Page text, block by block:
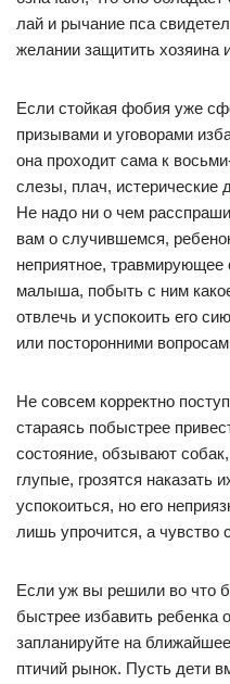
лай и рычание пса
желании защитить хозяина
Если стойкая фобия уже
призывами и уговорами
она проходит сама к
слезы, плач, истерические
Не надо ни о чем
вам о случившемся,
неприятное,
малыша, побыть с ним
отвлечь и успокоить его
или посторонними
Не совсем корректно
стараясь побыстрее
состояние, обзывают
глупые, грозятся
успокоиться, но его
лишь упрочится, а чувство
Если уж вы решили во что
быстрее избавить ребенка
запланируйте на
птичий рынок. Пусть дети